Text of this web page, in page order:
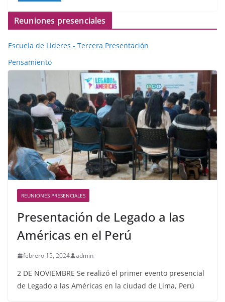
Reuniones presenciales
Escuela de Lideres - Tercera Presentación
Pensamiento
REUNIONES PRESENCIALES
Presentación de Legado a las
Américas en el Perú
febrero 15, 2024 admin
2 DE NOVIEMBRE Se realizó el primer evento presencial
de Legado a las Américas en la ciudad de Lima, Perú